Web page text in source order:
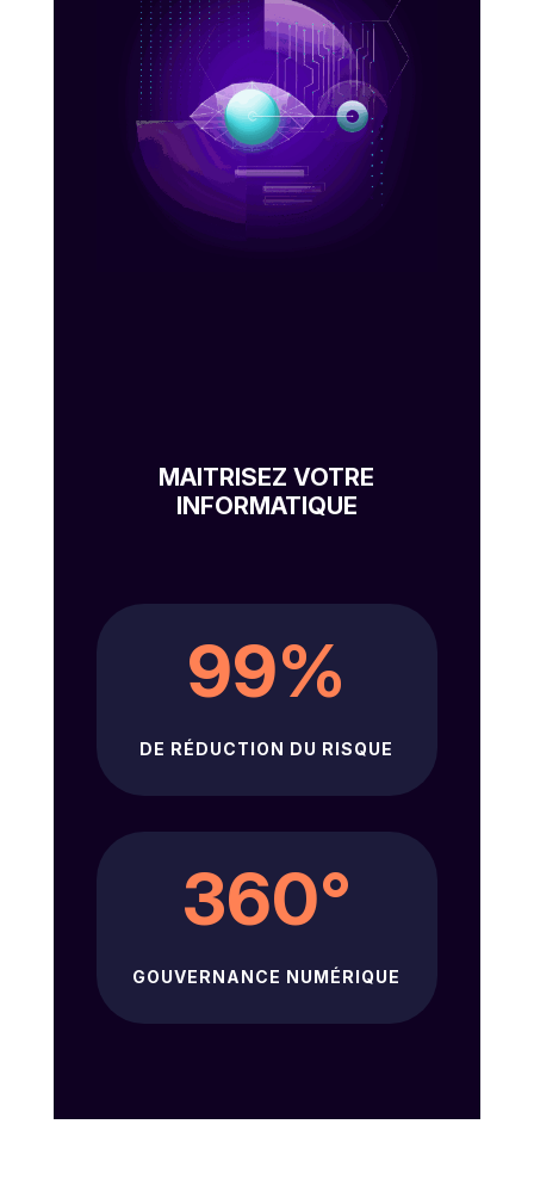
MAITRISEZ VOTRE
INFORMATIQUE
99%
DE RÉDUCTION DU RISQUE
360°
GOUVERNANCE NUMÉRIQUE